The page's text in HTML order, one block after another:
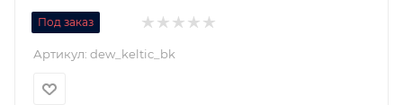
Под заказ
Артикул: dew_keltic_bk